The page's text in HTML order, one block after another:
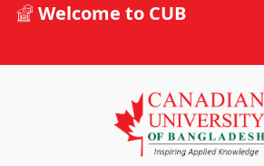
Welcome to CUB